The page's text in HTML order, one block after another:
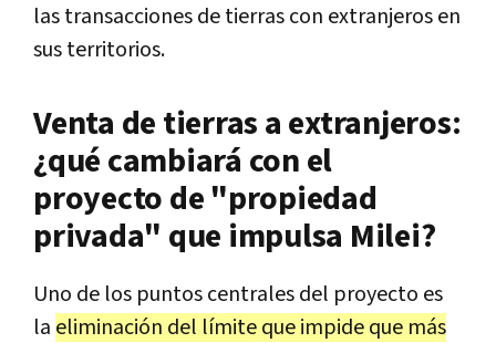
las transacciones de tierras con extranjeros en
sus territorios.
Venta de tierras a extranjeros:
¿qué cambiará con el
proyecto de "propiedad
privada" que impulsa Milei?
Uno de los puntos centrales del proyecto es
la eliminación del límite que impide que más